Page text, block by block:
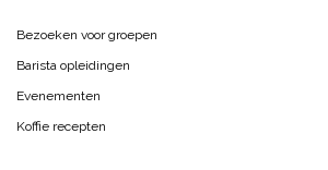
Bezoeken voor groepen
Barista opleidingen
Evenementen
Koffie recepten